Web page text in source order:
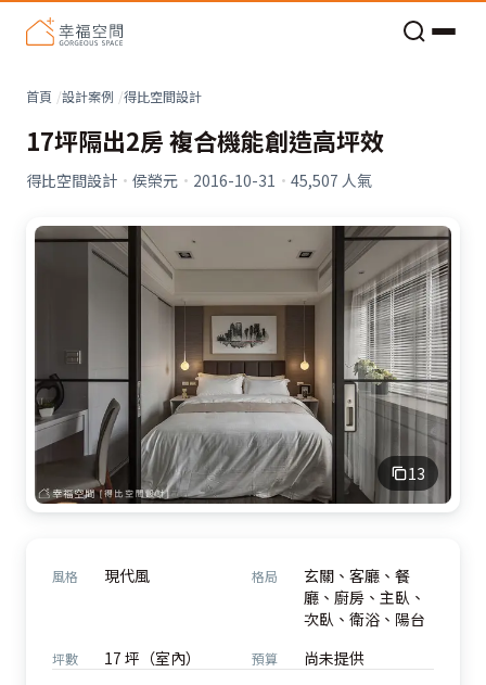
首頁 設計案例 得比空間設計
17坪隔出2房 複合機能創造高坪效
得比空間設計 · 侯榮元 · 2016-10-31 · 45,507 人氣
13
風格 現代風 格局
玄關、客廳、餐
廳、廚房、主臥、
次臥、衛浴、陽台
坪數 17 坪（室內） 預算 尚未提供